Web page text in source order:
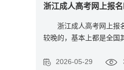
浙江成人高考网上报
浙江成人高考网上报
较晚的，基本上都是全国
2026-05-29